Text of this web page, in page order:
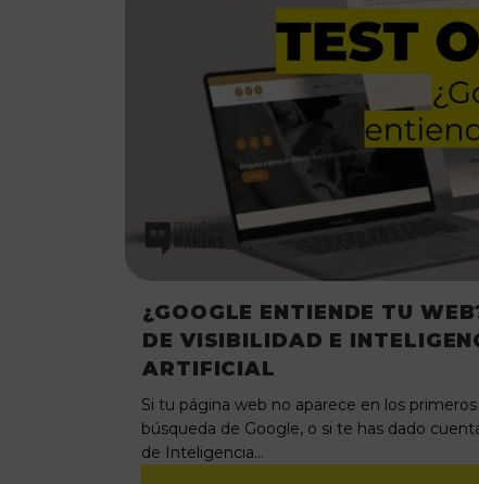
¿GOOGLE ENTIENDE TU
DE VISIBILIDAD E
ARTIFICIAL
Si tu página web no aparece en los
búsqueda de Google, o si te has dado
de Inteligencia…